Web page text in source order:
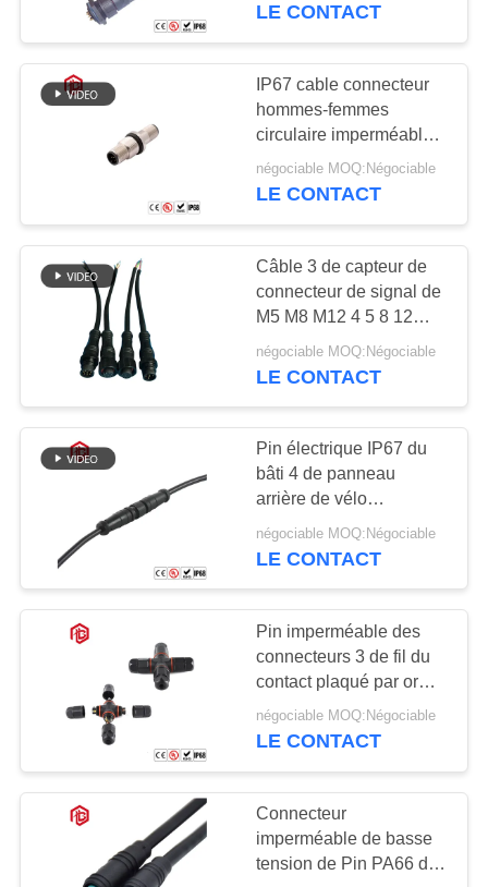
CONTRÔLE
DE
QUALITÉ
DU
SITE
PRIVACY
POLICY
LE CONTACT
IP67 cable connecteur
hommes-femmes
circulaire imperméable
de support de panneau
de la puissance 6 2 4 5
négociable MOQ:Négociable
LE CONTACT
Câble 3 de capteur de
connecteur de signal de
M5 M8 M12 4 5 8 12
connecteur imperméable
fait sur commande de
négociable MOQ:Négociable
LE CONTACT
Pin électrique IP67 du
bâti 4 de panneau
arrière de vélo
imperméabilisent le
connecteur
négociable MOQ:Négociable
LE CONTACT
Pin imperméable des
connecteurs 3 de fil du
contact plaqué par or
16A 4
négociable MOQ:Négociable
LE CONTACT
Connecteur
imperméable de basse
tension de Pin PA66 de